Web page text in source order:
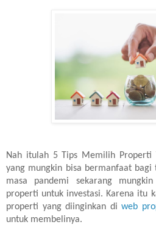
Nah itulah 5 Tips Memilih Properti
yang mungkin bisa bermanfaat
masa pandemi sekarang
properti untuk investasi. Karena itu
properti yang diinginkan diweb
untuk membelinya.